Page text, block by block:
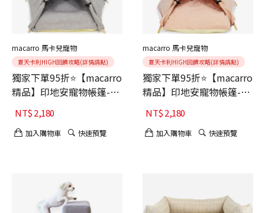
macarro 馬卡兒寵物
夏天卡利HIGH回饋攻略(詳情請點)
獨家下單95折⭐【macarro
精品】印地安寵物帳篷-
Hush Gray靜謐灰
NT$2,180
加入購物車 快速預覽
macarro 馬卡兒寵物
夏天卡利HIGH回饋攻略(詳情請點)
獨家下單95折⭐【macarro
精品】印地安寵物帳篷-
Strawberry Milk Shake草
莓奶昔
NT$2,180
加入購物車 快速預覽